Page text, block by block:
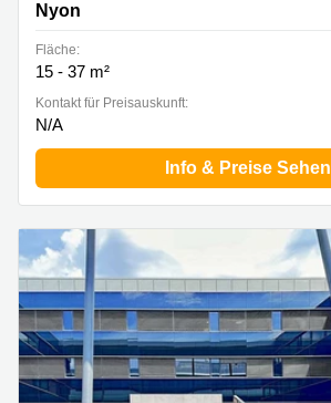
Nyon
Fläche:
15 - 37 m²
Kontakt für Preisauskunft:
N/A
Info & Preise Sehen